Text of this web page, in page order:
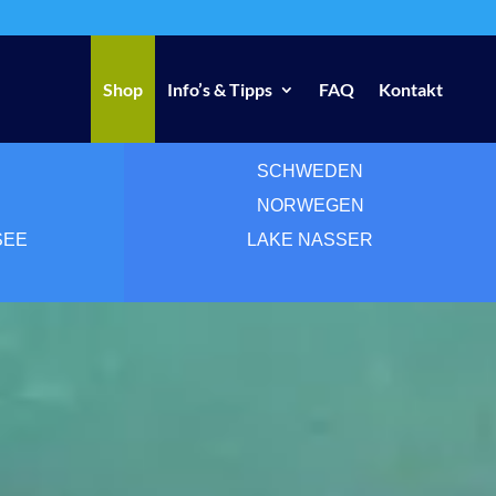
Shop Info’s & Tipps FAQ Kontakt
SCHWEDEN
NORWEGEN
LAKE NASSER